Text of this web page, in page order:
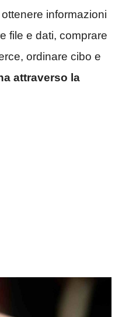
informazioni
file e dati, comprare
ordinare cibo e
attraverso la